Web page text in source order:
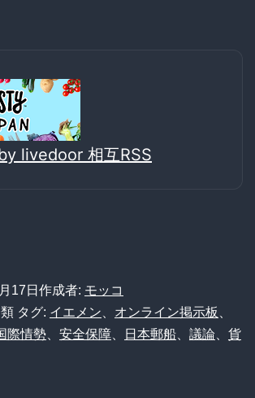
livedoor 相互RSS
17日 作成者: モッコ
タグ: イエメン オンライン掲示板
際情勢 安全保障 日本郵船 議論
貨